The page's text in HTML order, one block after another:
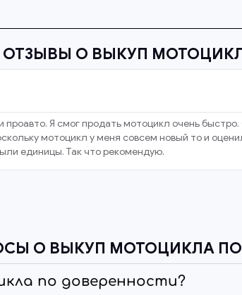
ОТЗЫВЫ О ВЫКУП
Я смог продать мотоцикл очень
мотоцикл у меня совсем новый то и
единицы. Так что рекомендую.
О ВЫКУП МОТОЦИКЛА ПО
по доверенности?